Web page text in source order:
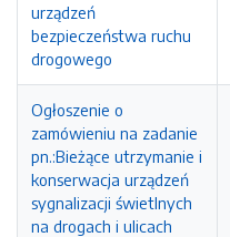
urządzeń
bezpieczeństwa ruchu
drogowego
Ogłoszenie o
zamówieniu na zadanie
pn.:Bieżące utrzymanie i
konserwacja urządzeń
sygnalizacji świetlnych
na drogach i ulicach